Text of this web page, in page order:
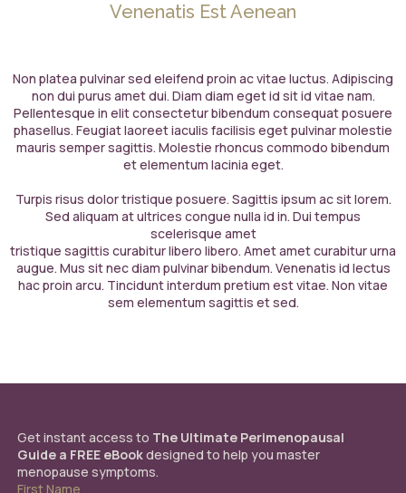
Venenatis Est Aenean
Non platea pulvinar sed eleifend proin ac vitae luctus. Adipiscing
non dui purus amet dui. Diam diam eget id sit id vitae nam.
Pellentesque in elit consectetur bibendum consequat posuere
phasellus. Feugiat laoreet iaculis facilisis eget pulvinar molestie
mauris semper sagittis. Molestie rhoncus commodo bibendum
et elementum lacinia eget.
Turpis risus dolor tristique posuere. Sagittis ipsum ac sit lorem.
Sed aliquam at ultrices congue nulla id in. Dui tempus
scelerisque amet
tristique sagittis curabitur libero libero. Amet amet curabitur urna
augue. Mus sit nec diam pulvinar bibendum. Venenatis id lectus
hac proin arcu. Tincidunt interdum pretium est vitae. Non vitae
sem elementum sagittis et sed.
Get instant access to The Ultimate Perimenopausal
Guide a FREE eBookdesigned to help you master
menopause symptoms.
First